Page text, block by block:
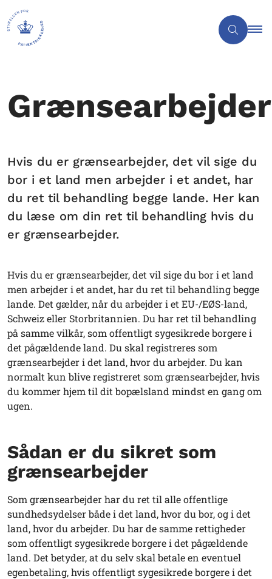
Grænsearbejder
Hvis du er grænsearbejder, det vil sige du
bor i et land men arbejder i et andet, har
du ret til behandling begge lande. Her kan
du læse om din ret til behandling hvis du
er grænsearbejder.
Hvis du er grænsearbejder, det vil sige du bor i et land
men arbejder i et andet, har du ret til behandling begge
lande. Det gælder, når du arbejder i et EU-/EØS-land,
Schweiz eller Storbritannien. Du har ret til behandling
på samme vilkår, som offentligt sygesikrede borgere i
det pågældende land. Du skal registreres som
grænsearbejder i det land, hvor du arbejder. Du kan
normalt kun blive registreret som grænsearbejder, hvis
du kommer hjem til dit bopælsland mindst en gang om
ugen.
Sådan er du sikret som
grænsearbejder
Som grænsearbejder har du ret til alle offentlige
sundhedsydelser både i det land, hvor du bor, og i det
land, hvor du arbejder. Du har de samme rettigheder
som offentligt sygesikrede borgere i det pågældende
land. Det betyder, at du selv skal betale en eventuel
egenbetaling, hvis offentligt sygesikrede borgere i det